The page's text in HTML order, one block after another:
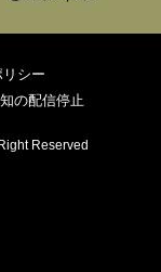
シー
の配信停止
Reserved